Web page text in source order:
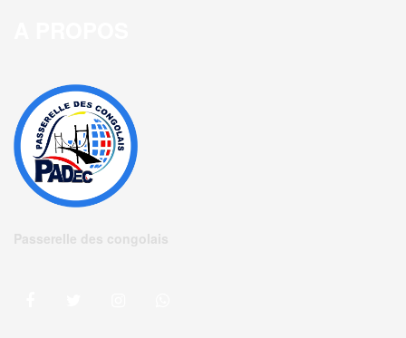
Passerelle des congolais